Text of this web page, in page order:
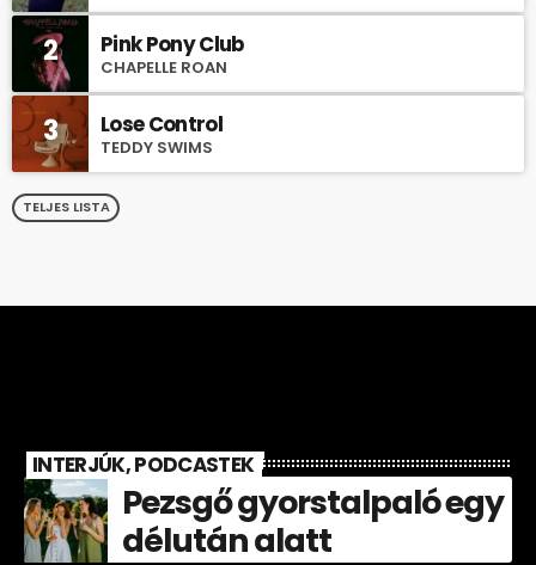
2 Pink Pony Club
CHAPELLE ROAN
3 Lose Control
TEDDY SWIMS
TELJES LISTA
INTERJÚK, PODCASTEK
Pezsgő gyorstalpaló egy
délután alatt